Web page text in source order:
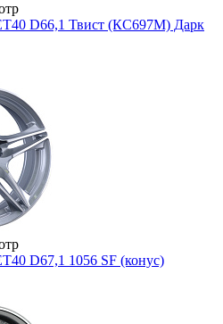
D66,1 Твист (КС697М) Дарк
D67,1 1056 SF (конус)